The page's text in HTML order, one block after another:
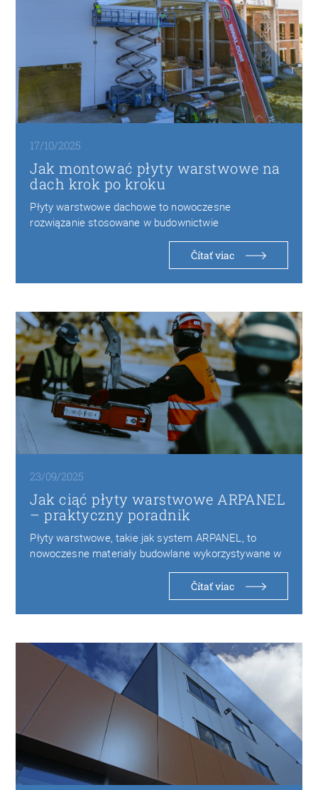
17/10/2025
Jak montować płyty warstwowe na
dach krok po kroku
Płyty warstwowe dachowe to nowoczesne
rozwiązanie stosowane w budownictwie
przemysłowym, magazynowym i rolniczym. Składają
Čítať viac
23/09/2025
Jak ciąć płyty warstwowe ARPANEL
– praktyczny poradnik
Płyty warstwowe, takie jak system ARPANEL, to
nowoczesne materiały budowlane wykorzystywane w
halach przemysłowych, chłodniach…
Čítať viac